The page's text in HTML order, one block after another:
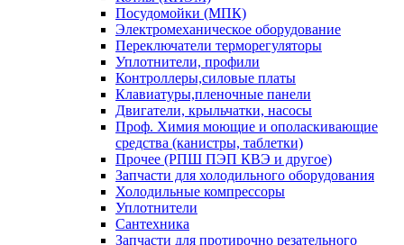
Посудомойки (МПК)
Электромеханическое оборудование
Переключатели терморегуляторы
Уплотнители, профили
Контроллеры,силовые платы
Клавиатуры,пленочные панели
Двигатели, крыльчатки, насосы
Проф. Химия моющие и ополаскивающие
средства (канистры, таблетки)
Прочее (РПШ ПЭП КВЭ и другое)
Запчасти для холодильного оборудования
Холодильные компрессоры
Уплотнители
Сантехника
Запчасти для протирочно резательного